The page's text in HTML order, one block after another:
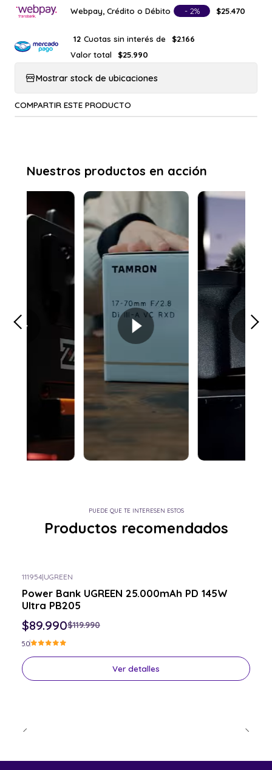
Webpay, Crédito o Débito - 2% $25.470
12 Cuotas sin interés de
$2.166
Valor total
$25.990
Mostrar stock de ubicaciones
COMPARTIR ESTE PRODUCTO
PUEDE QUE TE INTERESEN ESTOS
Productos recomendados
Consulta por el tuyo
111954|UGREEN
Power Bank UGREEN 25.000mAh PD 145W
Ultra PB205
$89.990$119.990
5.0
Ver detalles